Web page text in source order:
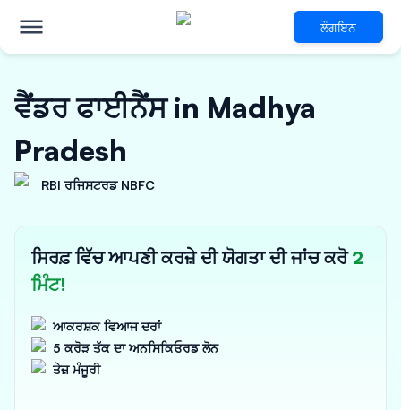
ਲੌਗਇਨ
ਵੈਂਡਰ ਫਾਈਨੈਂਸ in Madhya
Pradesh
RBI ਰਜਿਸਟਰਡ NBFC
ਸਿਰਫ਼ ਵਿੱਚ ਆਪਣੀ ਕਰਜ਼ੇ ਦੀ ਯੋਗਤਾ ਦੀ ਜਾਂਚ ਕਰੋ2
ਮਿੰਟ!
ਆਕਰਸ਼ਕ ਵਿਆਜ ਦਰਾਂ
5 ਕਰੋੜ ਤੱਕ ਦਾ ਅਨਸਿਕਿਓਰਡ ਲੋਨ
ਤੇਜ਼ ਮੰਜੂਰੀ